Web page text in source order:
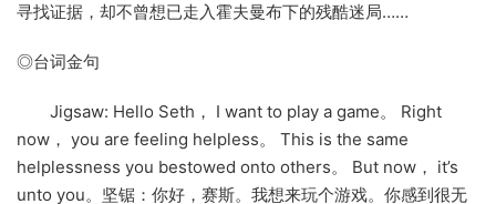
寻找证据，却不曾想已走入霍夫曼布下的残酷迷局……
◎台词金句
Jigsaw: Hello Seth， I want to play a game。 Right
now， you are feeling helpless。 This is the same
helplessness you bestowed onto others。 But now， it’s
unto you。坚锯：你好，赛斯。我想来玩个游戏。你感到很无